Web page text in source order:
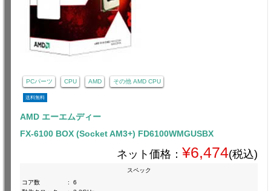
PCパーツ CPU AMD その他 AMD CPU
送料無料
AMD エーエムディー
FX-6100 BOX (Socket AM3+) FD6100WMGUSBX
ネット価格： ¥6,474(税込)
スペック
コア数
:
6